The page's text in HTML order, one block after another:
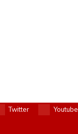
Twitter Youtube